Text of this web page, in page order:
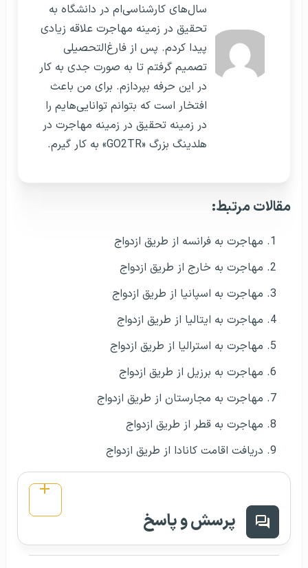
سال‌های کارشناسی‌ام در دانشگاه به
تحقیق در زمینه مهاجرت علاقه زیادی
پیدا کردم. پس از فارغ‌التحصیلی
تصمیم گرفتم تا به صورت جدی به کار
در این حرفه بپردازم. برای من باعث
افتخار است که بتوانم توانایی‌هایم را
در زمینه تحقیق در زمینه مهاجرت در
هلدینگ بزرگ «GO2TR» به کار گیرم.
مقالات مرتبط:
مهاجرت به فرانسه از طریق ازدواج
مهاجرت به خارج از طریق ازدواج
مهاجرت به اسپانیا از طریق ازدواج
مهاجرت به ایتالیا از طریق ازدواج
مهاجرت به استرالیا از طریق ازدواج
مهاجرت به برزیل از طریق ازدواج
مهاجرت به مجارستان از طریق ازدواج
مهاجرت به قطر از طریق ازدواج
دریافت اقامت کانادا از طریق ازدواج
پرسش و پاسخ